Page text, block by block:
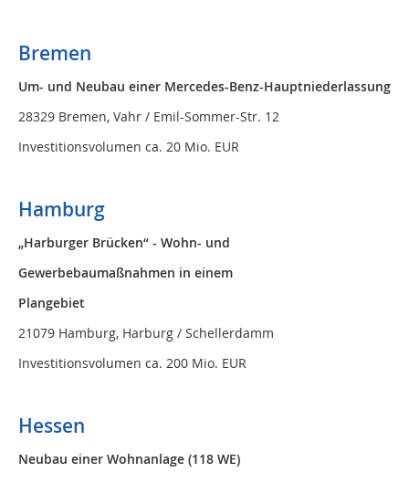
Bremen
Um- und Neubau einer Mercedes-Benz-Hauptniederlassung
28329 Bremen, Vahr / Emil-Sommer-Str. 12
Investitionsvolumen ca. 20 Mio. EUR
Hamburg
„Harburger Brücken“ - Wohn- und
Gewerbebaumaßnahmen in einem
Plangebiet
21079 Hamburg, Harburg / Schellerdamm
Investitionsvolumen ca. 200 Mio. EUR
Hessen
Neubau einer Wohnanlage (118 WE)